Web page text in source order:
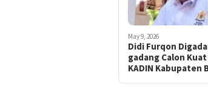
May 9, 2026
Didi Furqon
gadang Calon
KADIN Kabupaten